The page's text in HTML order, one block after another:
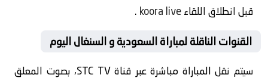
قبل انطلاق اللقاءkoora live
.
القنوات الناقلة لمباراة السعودية و السنغال اليوم
سيتم نقل المباراة مباشرة عبر قناة STC TV، بصوت المعلق